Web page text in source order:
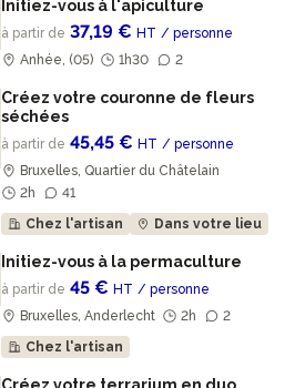
Initiez-vous à l'apiculture
à partir de 37,19 €HT / personne
Anhée, (05)
1h30 2
Créez votre couronne de fleurs
séchées
à partir de 45,45 €HT / personne
Bruxelles, Quartier du Châtelain
2h
41
Chez l'artisan
Dans votre lieu
Initiez-vous à la permaculture
à partir de 45 €HT / personne
Bruxelles, Anderlecht
2h
2
Chez l'artisan